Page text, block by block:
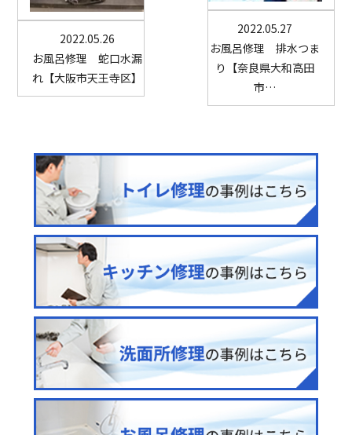
2022.05.26
お風呂修理 蛇口水漏
れ【大阪市天王寺区】
2022.05.27
お風呂修理 排水つま
り【奈良県大和高田
市…